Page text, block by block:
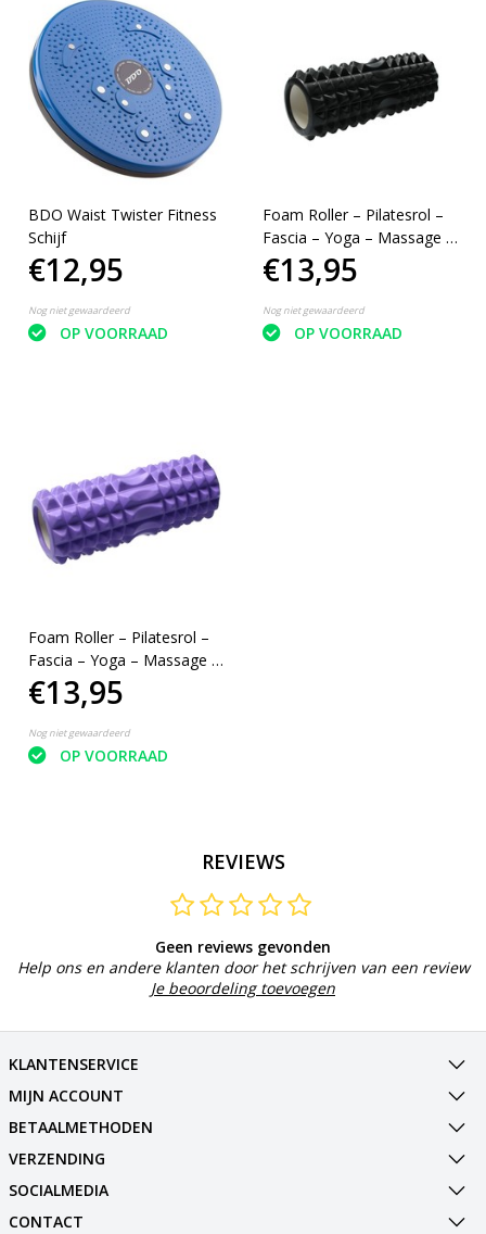
BDO Waist Twister Fitness
Schijf
€12,95
Nog niet gewaardeerd
OP VOORRAAD
Foam Roller – Pilatesrol –
Fascia – Yoga – Massage –
Zwart
€13,95
Nog niet gewaardeerd
OP VOORRAAD
Foam Roller – Pilatesrol –
Fascia – Yoga – Massage –
Lila
€13,95
Nog niet gewaardeerd
OP VOORRAAD
REVIEWS
Geen reviews gevonden
Help ons en andere klanten door het schrijven van een review
Je beoordeling toevoegen
KLANTENSERVICE
MIJN ACCOUNT
BETAALMETHODEN
VERZENDING
SOCIALMEDIA
CONTACT